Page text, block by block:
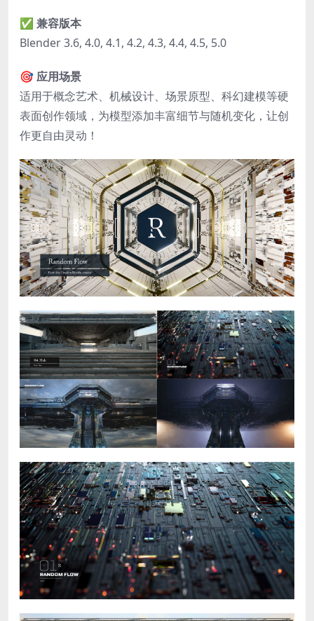
✅ 兼容版本
Blender 3.6, 4.0, 4.1, 4.2, 4.3, 4.4, 4.5, 5.0
🎯应用场景
适用于概念艺术、机械设计、场景原型、科幻建模等硬
表面创作领域，为模型添加丰富细节与随机变化，让创
作更自由灵动！